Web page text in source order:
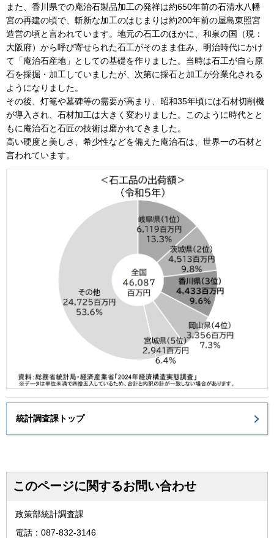
また、香川県での庵治石製品加工の発祥は約650年前の石清水八幡
宮の再建の頃で、斬新な加工のはじまりは約200年前の屋島東照宮
造営の頃と言われています。地元の石工のほかに、和泉の国（現：
大阪府）から呼び寄せられた石工がそのまま住み、明治時代にかけ
て「庵治石産地」としての基礎を作りました。当時は石工が自ら原
石を採掘・加工していましたが、次第に採石と加工が分業化される
ようになりました。
その後、灯篭や墓碑等の需要が高まり、昭和35年頃には石材切削機
が導入され、石材加工は大きく変わりました。このように時代とと
もに庵治石と石匠の技術は磨かれてきました。
高い硬度と美しさ、希少性などを備えた庵治石は、世界一の石材と
言われています。
統計調査課トップ
このページに関するお問い合わせ
政策部統計調査課
電話：087-832-3146